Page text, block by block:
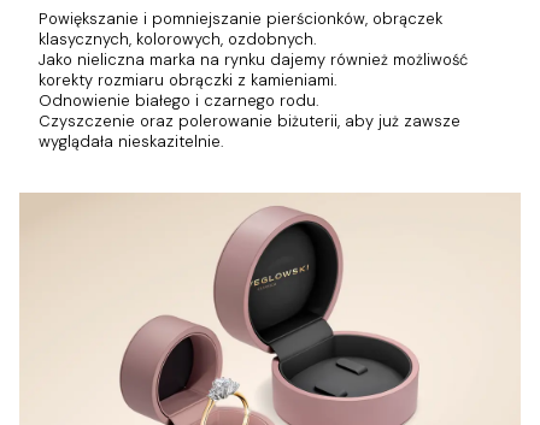
Powiększanie i pomniejszanie pierścionków, obrączek
klasycznych, kolorowych, ozdobnych.
Jako nieliczna marka na rynku dajemy również możliwość
korekty rozmiaru obrączki z kamieniami.
Odnowienie białego i czarnego rodu.
Czyszczenie oraz polerowanie biżuterii, aby już zawsze
wyglądała nieskazitelnie.